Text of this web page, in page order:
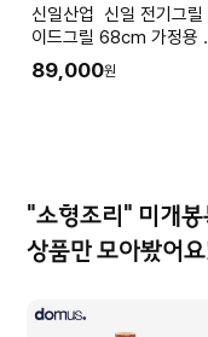
신일산업 신일 전기그릴 와
이드그릴 68cm 가정용
형 전기후라이팬 삼겹살 고
기불판
89,000원
"소형조리" 미개
상품만 모아봤어